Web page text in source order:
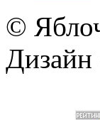
©
Дизайн